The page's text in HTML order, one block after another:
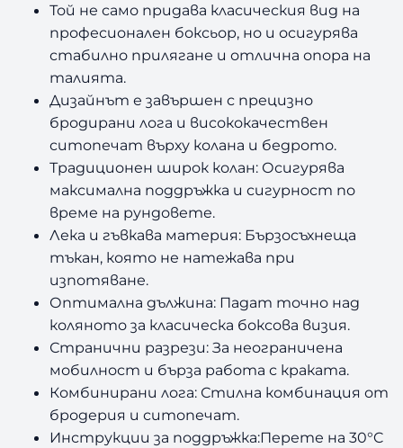
Той не само придава класическия вид на
професионален боксьор, но и осигурява
стабилно прилягане и отлична опора на
талията.
Дизайнът е завършен с прецизно
бродирани лога и висококачествен
ситопечат върху колана и бедрото.
Традиционен широк колан: Осигурява
максимална поддръжка и сигурност по
време на рундовете.
Лека и гъвкава материя: Бързосъхнеща
тъкан, която не натежава при
изпотяване.
Оптимална дължина: Падат точно над
коляното за класическа боксова визия.
Странични разрези: За неограничена
мобилност и бърза работа с краката.
Комбинирани лога: Стилна комбинация от
бродерия и ситопечат.
Инструкции за поддръжка:Перете на 30°C